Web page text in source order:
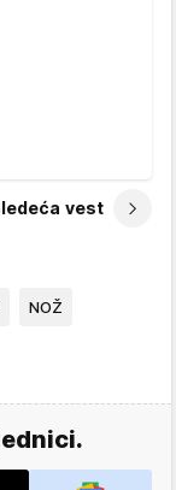
vest
NOŽ